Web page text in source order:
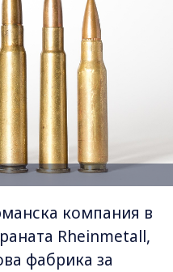
компания в
Rheinmetall,
фабрика за